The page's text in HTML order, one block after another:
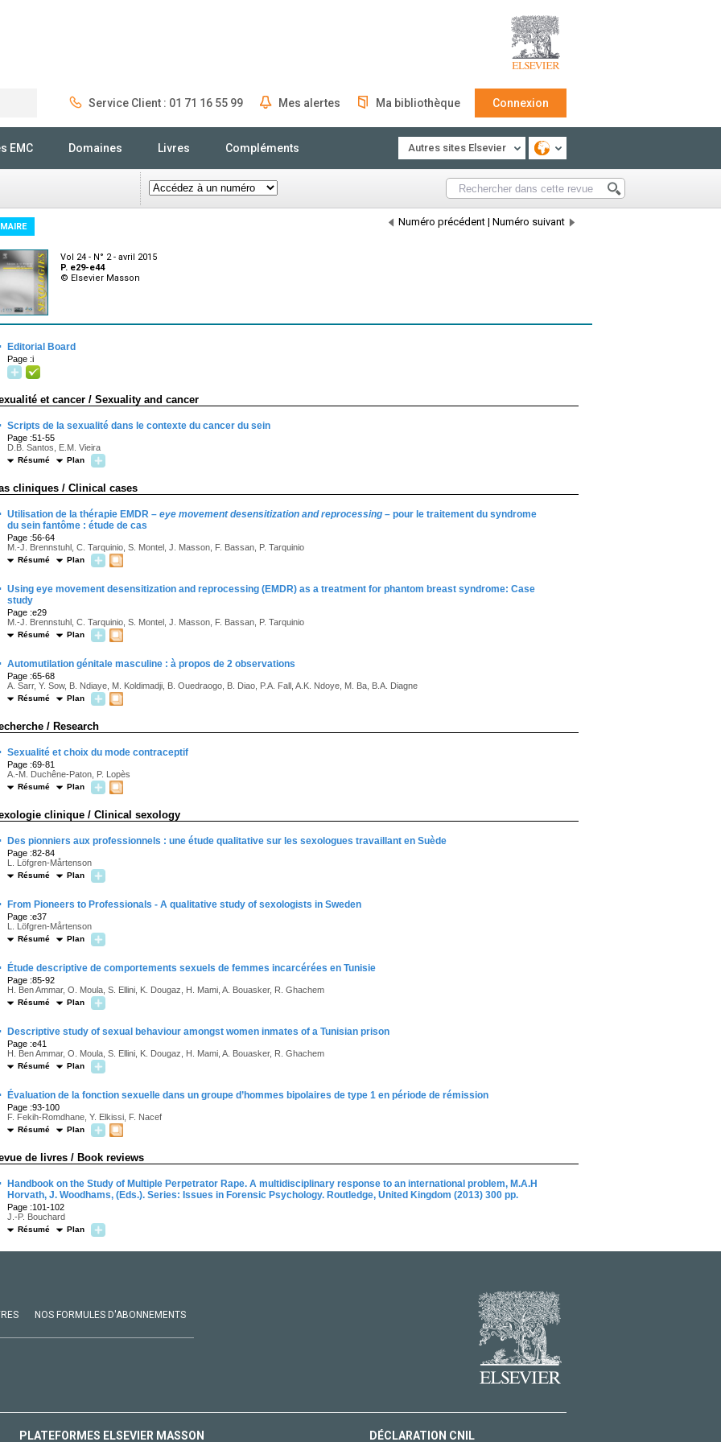
Service Client : 01 71 16 55 99 Mes alertes Ma bibliothèque Connexion
EMC Domaines Livres Compléments Autres sites Elsevier
Numéro précédent | Numéro suivant
Vol 24 - N° 2 - avril 2015
P. e29-e44
© Elsevier Masson
Editorial Board
Page :i
et cancer / Sexuality and cancer
Scripts de la sexualité dans le contexte du cancer du sein
Page :51-55
D.B. Santos, E.M. Vieira
Résumé Plan
cliniques / Clinical cases
Utilisation de la thérapie EMDR – eye movement desensitization and reprocessing – pour le traitement du syndrome
du sein fantôme : étude de cas
Page :56-64
M.-J. Brennstuhl, C. Tarquinio, S. Montel, J. Masson, F. Bassan, P. Tarquinio
Résumé Plan
Using eye movement desensitization and reprocessing (EMDR) as a treatment for phantom breast syndrome: Case
study
Page :e29
M.-J. Brennstuhl, C. Tarquinio, S. Montel, J. Masson, F. Bassan, P. Tarquinio
Résumé Plan
Automutilation génitale masculine : à propos de 2 observations
Page :65-68
A. Sarr, Y. Sow, B. Ndiaye, M. Koldimadji, B. Ouedraogo, B. Diao, P.A. Fall, A.K. Ndoye, M. Ba, B.A. Diagne
Résumé Plan
/ Research
Sexualité et choix du mode contraceptif
Page :69-81
A.-M. Duchêne-Paton, P. Lopès
Résumé Plan
clinique / Clinical sexology
Des pionniers aux professionnels : une étude qualitative sur les sexologues travaillant en Suède
Page :82-84
L. Löfgren-Mårtenson
Résumé Plan
From Pioneers to Professionals - A qualitative study of sexologists in Sweden
Page :e37
L. Löfgren-Mårtenson
Résumé Plan
Étude descriptive de comportements sexuels de femmes incarcérées en Tunisie
Page :85-92
H. Ben Ammar, O. Moula, S. Ellini, K. Dougaz, H. Mami, A. Bouasker, R. Ghachem
Résumé Plan
Descriptive study of sexual behaviour amongst women inmates of a Tunisian prison
Page :e41
H. Ben Ammar, O. Moula, S. Ellini, K. Dougaz, H. Mami, A. Bouasker, R. Ghachem
Résumé Plan
Évaluation de la fonction sexuelle dans un groupe d’hommes bipolaires de type 1 en période de rémission
Page :93-100
F. Fekih-Romdhane, Y. Elkissi, F. Nacef
Résumé Plan
de livres / Book reviews
Handbook on the Study of Multiple Perpetrator Rape. A multidisciplinary response to an international problem, M.A.H
Horvath, J. Woodhams, (Eds.). Series: Issues in Forensic Psychology. Routledge, United Kingdom (2013) 300 pp.
Page :101-102
J.-P. Bouchard
Résumé Plan
NOS FORMULES D'ABONNEMENTS
PLATEFORMES ELSEVIER MASSON DÉCLARATION CNIL